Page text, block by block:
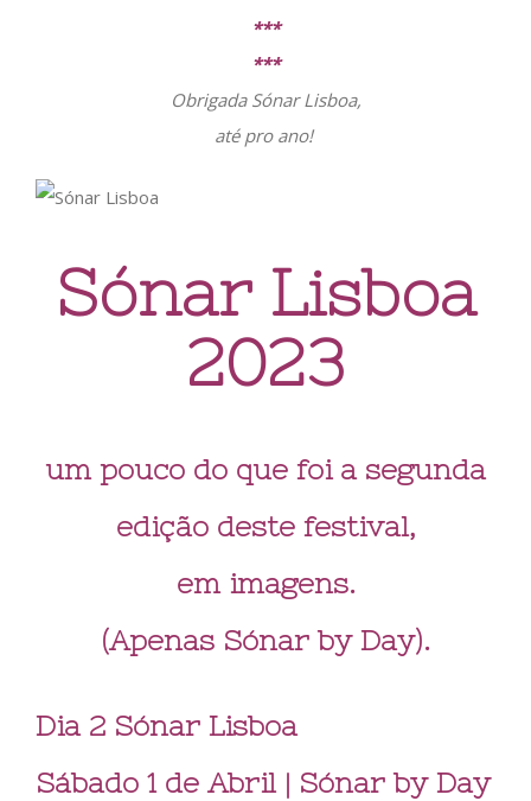
***
***
Obrigada Sónar Lisboa,
até pro ano!
Sónar Lisboa
2023
um pouco do que foi a segunda
edição deste festival,
em imagens.
(Apenas Sónar by Day).
Dia 2 Sónar Lisboa
Sábado 1 de Abril | Sónar by Day